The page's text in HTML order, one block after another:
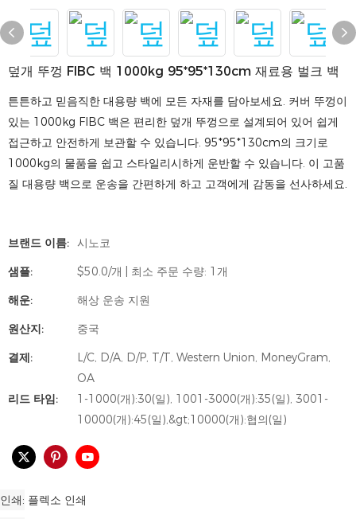
덮개 뚜껑 FIBC 백 1000kg 95*95*130cm 재료용 벌크 백
튼튼하고 믿음직한 대용량 백에 모든 자재를 담아보세요. 커버 뚜껑이
있는 1000kg FIBC 백은 편리한 덮개 뚜껑으로 설계되어 있어 쉽게
접근하고 안전하게 보관할 수 있습니다. 95*95*130cm의 크기로
1000kg의 물품을 쉽고 스타일리시하게 운반할 수 있습니다. 이 고품
질 대용량 백으로 운송을 간편하게 하고 고객에게 감동을 선사하세요.
브랜드 이름: 시노코
샘플:
$50.0/개 | 최소 주문 수량: 1개
해운:
해상 운송 지원
원산지:
중국
결제:
L/C, D/A, D/P, T/T, Western Union, MoneyGram,
OA
리드 타임:
1-1000(개):30(일), 1001-3000(개):35(일), 3001-
10000(개):45(일),&gt;10000(개):협의(일)
인쇄 플렉소 인쇄